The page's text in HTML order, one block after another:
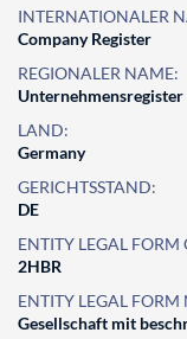
INTERNATIONALER
Company Register
REGIONALER NAME:
Unternehmensregister
LAND:
Germany
GERICHTSSTAND:
DE
ENTITY LEGAL FORM
2HBR
ENTITY LEGAL FORM
Gesellschaft mit